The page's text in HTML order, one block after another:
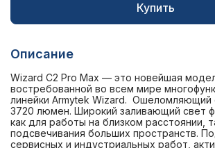
Купить
Описание
Wizard C2 Pro Max — это новейшая
востребованной во всем мире
линейки Armytek Wizard. Ошеломляющий
3720 люмен. Широкий заливающий свет
как для работы на близком расстоянии,
подсвечивания больших пространств.
сервисных и индустриальных работ,